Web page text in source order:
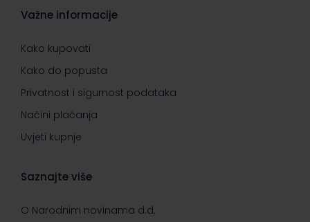
Važne informacije
Kako kupovati
Kako do popusta
Privatnost i sigurnost podataka
Načini plaćanja
Uvjeti kupnje
Saznajte više
O Narodnim novinama d.d.